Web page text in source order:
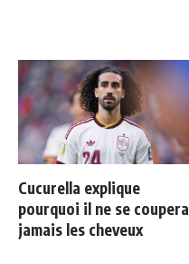
Cucurella explique
pourquoi il ne se coupera
jamais les cheveux